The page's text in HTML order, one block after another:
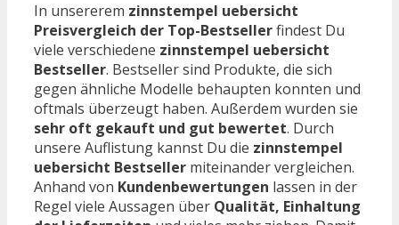
In unsererem zinnstempel uebersicht
Preisvergleich der Top-Bestsellerfindest Du
viele verschiedene zinnstempel uebersicht
Bestseller. Bestseller sind Produkte, die sich
gegen ähnliche Modelle behaupten konnten und
oftmals überzeugt haben. Außerdem wurden sie
sehr oft gekauft und gut bewertet. Durch
unsere Auflistung kannst Du die zinnstempel
uebersicht Bestseller miteinander vergleichen.
Anhand von Kundenbewertungen lassen in der
Regel viele Aussagen über Qualität, Einhaltung